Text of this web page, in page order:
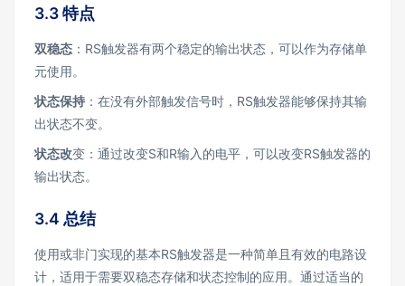
3.3 特点
双稳态 ：RS触发器有两个稳定的输出状态，可以作为存储单
元使用。
状态保持 ：在没有外部触发信号时，RS触发器能够保持其输
出状态不变。
状态改变：通过改变S和R输入的电平，可以改变RS触发器的
输出状态。
3.4 总结
使用或非门实现的基本RS触发器是一种简单且有效的电路设
计，适用于需要双稳态存储和状态控制的应用。通过适当的